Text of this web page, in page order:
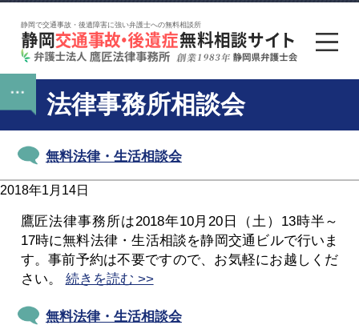
静岡で交通事故・後遺障害に強い弁護士への無料相談所
法律事務所相談会
無料法律・生活相談会
2018年1月14日
鷹匠法律事務所は2018年10月20日（土）13時半～
17時に無料法律・生活相談を静岡交通ビルで行いま
す。事前予約は不要ですので、お気軽にお越しくだ
さい。 続きを読む >>
無料法律・生活相談会